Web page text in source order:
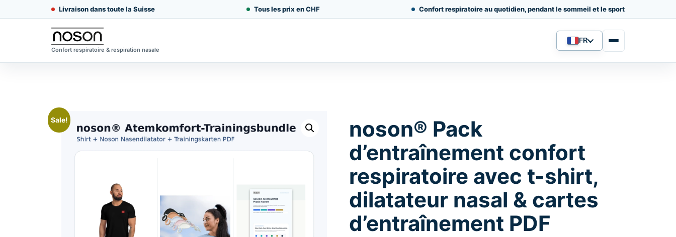
Livraison dans toute la Suisse Tous les prix en CHF Confort respiratoire au quotidien, pendant le sommeil et le sport
Confort respiratoire & respiration nasale Langue
FR
Sale!
noson® Pack
d’entraînement confort
respiratoire avec t-shirt,
dilatateur nasal & cartes
d’entraînement PDF